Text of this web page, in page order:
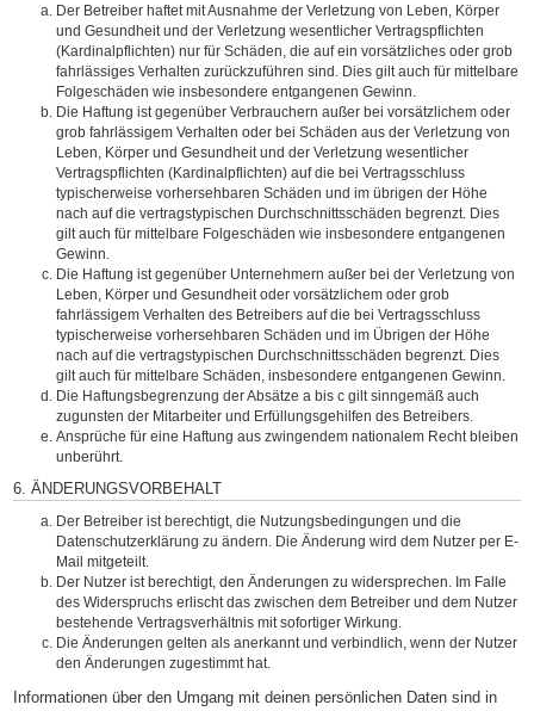
Der Betreiber haftet mit Ausnahme der Verletzung von Leben, Körper
und Gesundheit und der Verletzung wesentlicher Vertragspflichten
(Kardinalpflichten) nur für Schäden, die auf ein vorsätzliches oder grob
fahrlässiges Verhalten zurückzuführen sind. Dies gilt auch für mittelbare
Folgeschäden wie insbesondere entgangenen Gewinn.
Die Haftung ist gegenüber Verbrauchern außer bei vorsätzlichem oder
grob fahrlässigem Verhalten oder bei Schäden aus der Verletzung von
Leben, Körper und Gesundheit und der Verletzung wesentlicher
Vertragspflichten (Kardinalpflichten) auf die bei Vertragsschluss
typischerweise vorhersehbaren Schäden und im übrigen der Höhe
nach auf die vertragstypischen Durchschnittsschäden begrenzt. Dies
gilt auch für mittelbare Folgeschäden wie insbesondere entgangenen
Gewinn.
Die Haftung ist gegenüber Unternehmern außer bei der Verletzung von
Leben, Körper und Gesundheit oder vorsätzlichem oder grob
fahrlässigem Verhalten des Betreibers auf die bei Vertragsschluss
typischerweise vorhersehbaren Schäden und im Übrigen der Höhe
nach auf die vertragstypischen Durchschnittsschäden begrenzt. Dies
gilt auch für mittelbare Schäden, insbesondere entgangenen Gewinn.
Die Haftungsbegrenzung der Absätze a bis c gilt sinngemäß auch
zugunsten der Mitarbeiter und Erfüllungsgehilfen des Betreibers.
Ansprüche für eine Haftung aus zwingendem nationalem Recht bleiben
unberührt.
6. ÄNDERUNGSVORBEHALT
Der Betreiber ist berechtigt, die Nutzungsbedingungen und die
Datenschutzerklärung zu ändern. Die Änderung wird dem Nutzer per E-
Mail mitgeteilt.
Der Nutzer ist berechtigt, den Änderungen zu widersprechen. Im Falle
des Widerspruchs erlischt das zwischen dem Betreiber und dem Nutzer
bestehende Vertragsverhältnis mit sofortiger Wirkung.
Die Änderungen gelten als anerkannt und verbindlich, wenn der Nutzer
den Änderungen zugestimmt hat.
Informationen über den Umgang mit deinen persönlichen Daten sind in